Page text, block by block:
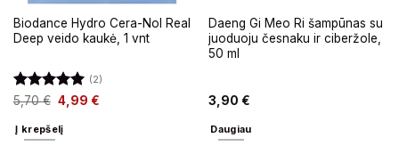
Biodance Hydro Cera-Nol Real
Deep veido kaukė, 1 vnt
Įvertinimas:
(2)
5,70€ 4,99 €
Į krepšelį
Daeng Gi Meo Ri šampūnas su
juoduoju česnaku ir ciberžole,
50 ml
3,90 €
Daugiau